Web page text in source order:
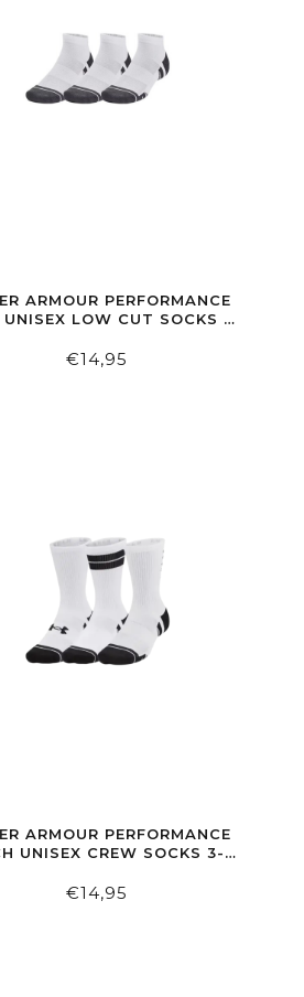
ARMOUR PERFORMANCE
UNISEX LOW CUT SOCKS 3-
€14,95
ARMOUR PERFORMANCE
UNISEX CREW SOCKS 3-
€14,95